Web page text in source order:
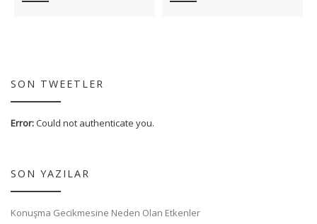
SON TWEETLER
Error:Could not authenticate you.
SON YAZILAR
Konuşma Gecikmesine Neden Olan Etkenler